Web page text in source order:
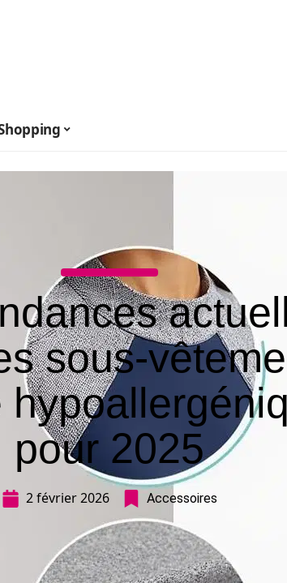
sous-
pour 2025
2 février 2026 Accessoires